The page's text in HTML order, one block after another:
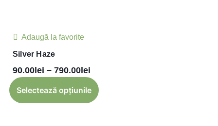
Adaugă la favorite
Silver Haze
90.00lei – 790.00lei
Selectează opțiunile